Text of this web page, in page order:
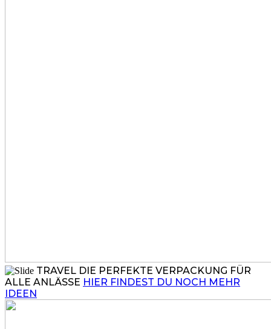
TRAVEL DIE PERFEKTE VERPACKUNG FÜR
ALLE ANLÄSSE HIER FINDEST DU NOCH MEHR
IDEEN